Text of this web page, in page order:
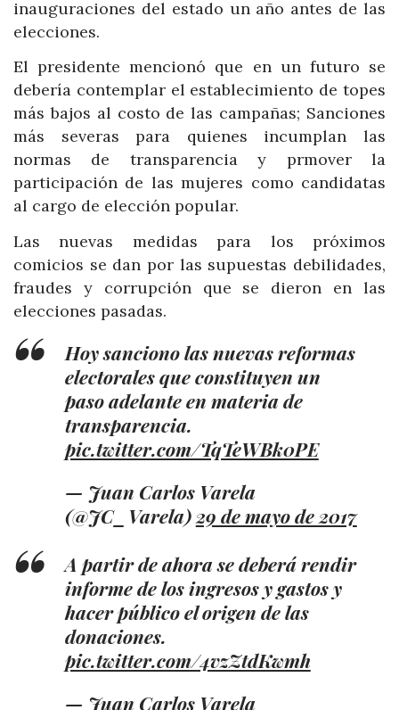
inauguraciones del estado un año antes de las
elecciones.
El presidente mencionó que en un futuro se
debería contemplar el establecimiento de topes
más bajos al costo de las campañas; Sanciones
más severas para quienes incumplan las
normas de transparencia y prmover la
participación de las mujeres como candidatas
al cargo de elección popular.
Las nuevas medidas para los próximos
comicios se dan por las supuestas debilidades,
fraudes y corrupción que se dieron en las
elecciones pasadas.
Hoy sanciono las nuevas reformas
electorales que constituyen un
paso adelante en materia de
transparencia.
pic.twitter.com/TqTeWBk0PE
— Juan Carlos Varela
(@JC_Varela) 29 de mayo de 2017
A partir de ahora se deberá rendir
informe de los ingresos y gastos y
hacer público el origen de las
donaciones.
pic.twitter.com/4vzZtdKwmh
— Juan Carlos Varela